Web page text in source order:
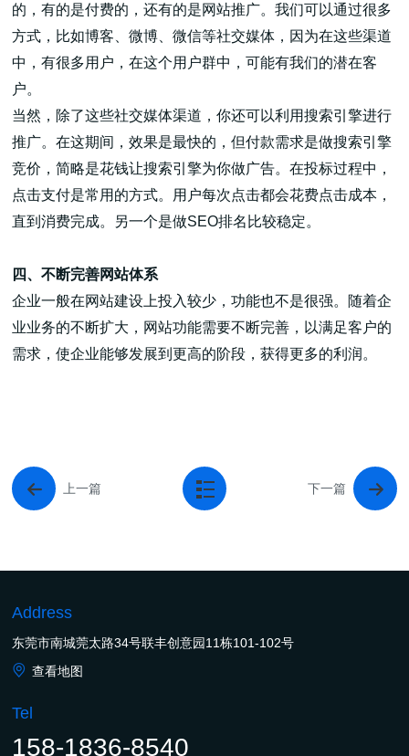
的，有的是付费的，还有的是网站推广。我们可以通过很多
方式，比如博客、微博、微信等社交媒体，因为在这些渠道
中，有很多用户，在这个用户群中，可能有我们的潜在客
户。
当然，除了这些社交媒体渠道，你还可以利用搜索引擎进行
推广。在这期间，效果是最快的，但付款需求是做搜索引擎
竞价，简略是花钱让搜索引擎为你做广告。在投标过程中，
点击支付是常用的方式。用户每次点击都会花费点击成本，
直到消费完成。另一个是做SEO排名比较稳定。
四、不断完善网站体系
企业一般在网站建设上投入较少，功能也不是很强。随着企
业业务的不断扩大，网站功能需要不断完善，以满足客户的
需求，使企业能够发展到更高的阶段，获得更多的利润。
上一篇 下一篇
Address
东莞市南城莞太路34号联丰创意园11栋101-102号
查看地图
Tel
158-1836-8540